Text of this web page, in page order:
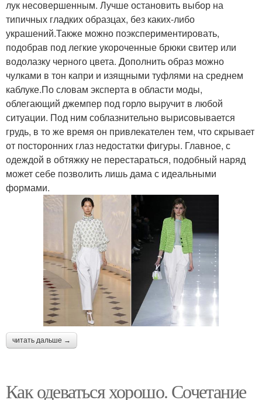
лук несовершенным. Лучше остановить выбор на
типичных гладких образцах, без каких-либо
украшений.Также можно поэкспериментировать,
подобрав под легкие укороченные брюки свитер или
водолазку черного цвета. Дополнить образ можно
чулками в тон капри и изящными туфлями на среднем
каблуке.По словам эксперта в области моды,
облегающий джемпер под горло выручит в любой
ситуации. Под ним соблазнительно вырисовывается
грудь, в то же время он привлекателен тем, что скрывает
от посторонних глаз недостатки фигуры. Главное, с
одеждой в обтяжку не перестараться, подобный наряд
может себе позволить лишь дама с идеальными
формами.
читать дальше →
Как одеваться хорошо. Сочетание